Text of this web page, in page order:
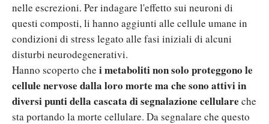
nelle escrezioni. Per indagare l'effetto sui neuroni di
questi composti, li hanno aggiunti alle cellule umane in
condizioni di stress legato alle fasi iniziali di alcuni
disturbi neurodegenerativi.
Hanno scoperto che i metaboliti non solo proteggono le
cellule nervose dalla loro morte ma che sono attivi in
diversi punti della cascata di segnalazione cellulare che
sta portando la morte cellulare. Da segnalare che questo